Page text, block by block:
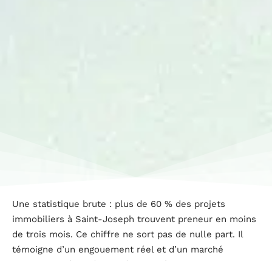
Une statistique brute : plus de 60 % des projets
immobiliers à Saint-Joseph trouvent preneur en moins
de trois mois. Ce chiffre ne sort pas de nulle part. Il
témoigne d’un engouement réel et d’un marché